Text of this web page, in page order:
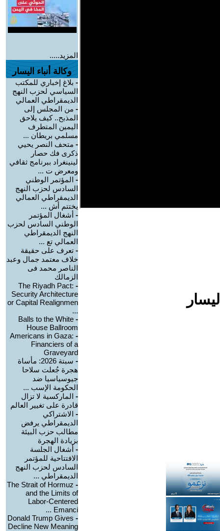
المزيد.....
وكالة أنباء اليسار
- بلاغ إخباري للمكتب
السياسي لحزب النهج
الديمقراطي العمالي
- من المجلس إلى
المذبح.. كيف يلاحق
اليمين المتطرف
مسلمي بريطان ...
- متحف النصر يحيي
ذكرى فك حصار
لينينغراد ببرنامج ثقافي
ومعرض ت ...
- المؤتمر الوطني
السادس لحزب النهج
الديمقراطي العمالي
يختتم أش ...
- أشغال المؤتمر
الوطني السادس لحزب
النهج الديمقراطي
العمالي تع ...
- تعرف على حقيقة
خلاف معتمد جمال وعبد
الناصر محمد فى
الزمالك
-
The Riyadh Pact:
Security Architecture
or Capital Realignmen
...
-
Balls to the White
House Ballroom
-
Americans in Gaza:
Financiers of a
Graveyard
-
سبتة 2026: مأساة
هجرة جُعلت سلاحا
جيوسياسيا ضد
الحكومة الإسب ...
- الماركسية لا تزال
قادرة على تغيير العالم
- الاشتراكي
الديمقراطي يرفض
مطالب حزب البيئة
بزيادة الهجرة
- أشغال الجلسة
الافتتاحية للمؤتمر
السادس لحزب النهج
الديمقراطي ...
-
The Strait of Hormuz
and the Limits of
Labor-Centered
Emanci ...
-
Donald Trump Gives
Decline New Meaning